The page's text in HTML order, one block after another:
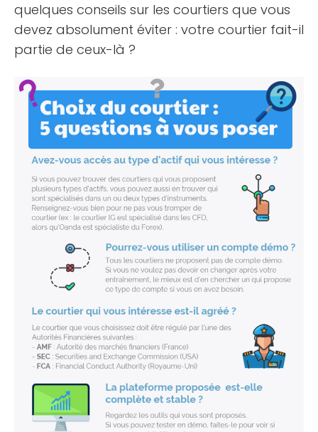
quelques conseils sur les courtiers que vous
devez absolument éviter : votre courtier fait-il
partie de ceux-là ?